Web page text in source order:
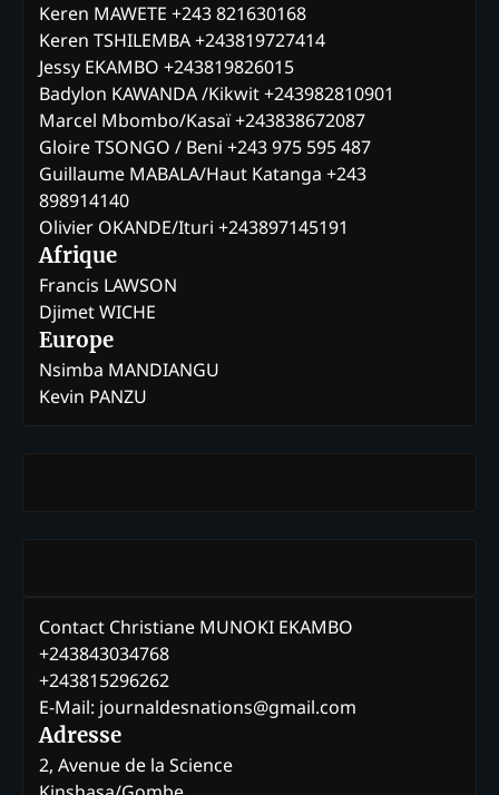
Keren MAWETE +243 821630168
Keren TSHILEMBA +243819727414
Jessy EKAMBO +243819826015
Badylon KAWANDA /Kikwit +243982810901
Marcel Mbombo/Kasaï +243838672087
Gloire TSONGO / Beni +243 975 595 487
Guillaume MABALA/Haut Katanga +243
898914140
Olivier OKANDE/Ituri +243897145191
Afrique
Francis LAWSON
Djimet WICHE
Europe
Nsimba MANDIANGU
Kevin PANZU
Contact Christiane MUNOKI EKAMBO
+243843034768
+243815296262
E-Mail: journaldesnations@gmail.com
Adresse
2, Avenue de la Science